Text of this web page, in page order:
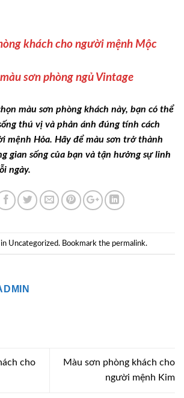
khách cho người mệnh Mộc
sơn phòng ngủ Vintage
màu sơn phòng khách này, bạn có thể
thú vị và phản ánh đúng tính cách
mệnh Hỏa. Hãy để màu sơn trở thành
gian sống của bạn và tận hưởng sự linh
ngày.
Uncategorized. Bookmark the permalink.
cho
Màu sơn phòng khách cho
người mệnh Kim